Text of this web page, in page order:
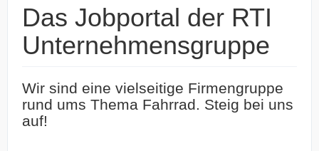
Das Jobportal der RTI
Unternehmensgruppe
Wir sind eine vielseitige Firmengruppe
rund ums Thema Fahrrad. Steig bei uns
auf!